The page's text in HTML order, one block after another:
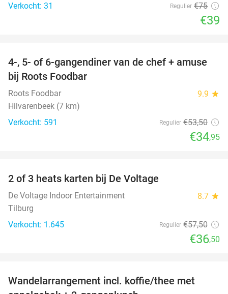
Verkocht: 31
Regulier €75
€39
35%
4-, 5- of 6-gangendiner van de chef + amuse
bij Roots Foodbar
Roots Foodbar 9.9 star
Hilvarenbeek (7 km)
Verkocht: 591
Regulier €53,50
€34,95
2 of 3 heats karten bij De Voltage
De Voltage Indoor Entertainment 8.7 star
Tilburg
Verkocht: 1.645
Regulier €57,50
€36,50
Wandelarrangement incl. koffie/thee met